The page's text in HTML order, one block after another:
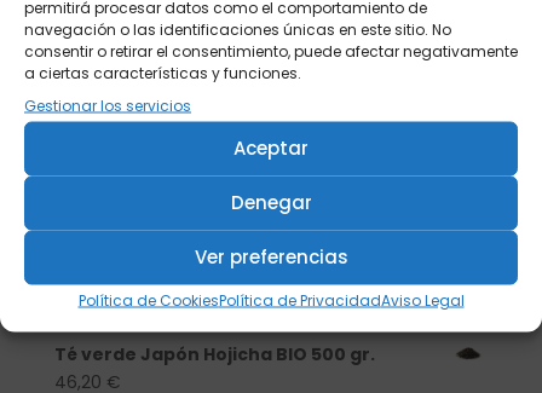
permitirá procesar datos como el comportamiento de
navegación o las identificaciones únicas en este sitio. No
consentir o retirar el consentimiento, puede afectar negativamente
a ciertas características y funciones.
Gestionar los servicios
Aceptar
Denegar
Ver preferencias
Política de CookiesPolítica de PrivacidadAviso Legal
Tisanera "Christmas Cats" 0,25l.
porcelana
13,90€
Té verde Japón Hojicha BIO 500 gr.
46,20 €